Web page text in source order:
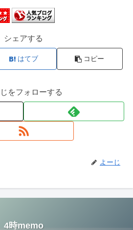
シェアする
はてブ コピー
をフォローする
よーじ
4時memo